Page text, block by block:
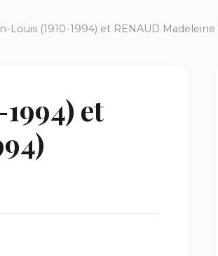
Louis (1910-1994) et RENAUD
et